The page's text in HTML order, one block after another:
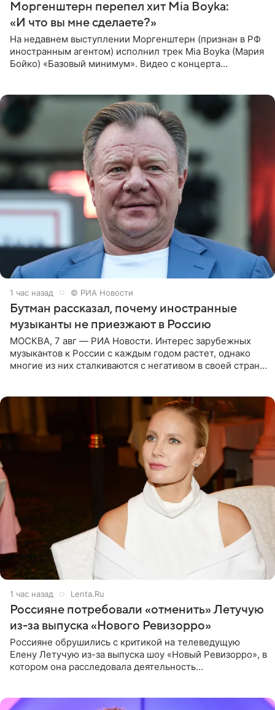
Моргенштерн перепел хит Mia Boyka:
«И что вы мне сделаете?»
На недавнем выступлении Моргенштерн (признан в РФ
иностранным агентом) исполнил трек Mia Boyka (Мария
Бойко) «Базовый минимум». Видео с концерта
1 час назад © РИА Новости
Бутман рассказал, почему иностранные
музыканты не приезжают в Россию
МОСКВА, 7 авг — РИА Новости. Интерес зарубежных
музыкантов к России с каждым годом растет, однако
многие из них сталкиваются с негативом в своей стране
1 час назад Lenta.Ru
Россияне потребовали «отменить» Летучую
из-за выпуска «Нового Ревизорро»
Россияне обрушились с критикой на телеведущую
Елену Летучую из-за выпуска шоу «Новый Ревизорро», в
котором она расследовала деятельность